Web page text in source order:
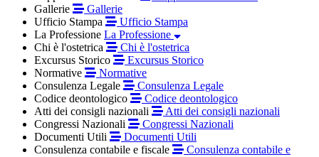
Gallerie
Gallerie
Ufficio Stampa
Ufficio Stampa
La Professione La Professione
Chi è l'ostetrica
Chi è l'ostetrica
Excursus Storico
Excursus Storico
Normative
Normative
Consulenza Legale
Consulenza Legale
Codice deontologico
Codice deontologico
Atti dei consigli nazionali
Atti dei consigli nazionali
Congressi Nazionali
Congressi Nazionali
Documenti Utili
Documenti Utili
Consulenza contabile e fiscale
Consulenza contabile e